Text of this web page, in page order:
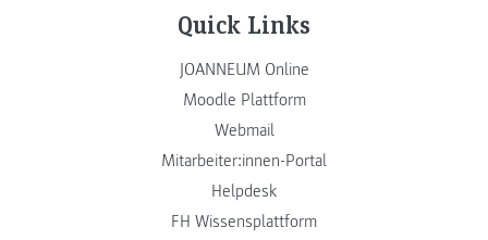
Quick Links
JOANNEUM Online
Moodle Plattform
Webmail
Mitarbeiter:innen-Portal
Helpdesk
FH Wissensplattform